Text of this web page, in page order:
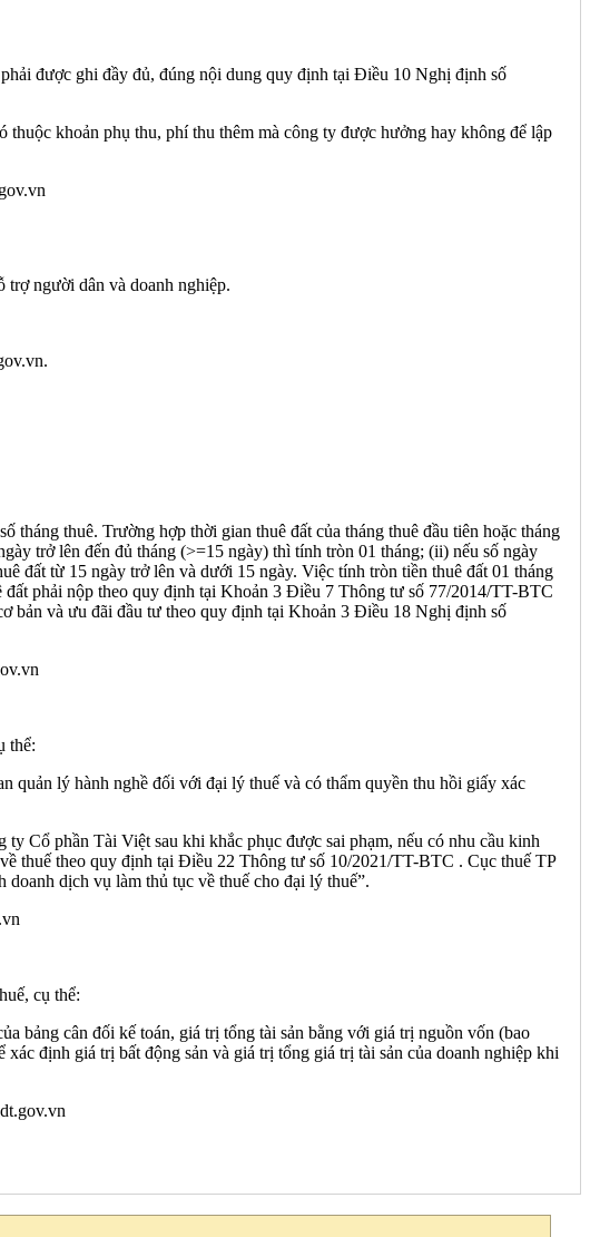
được ghi đầy đủ, đúng nội dung quy định tại Điều 10 Nghị định số
khoản phụ thu, phí thu thêm mà công ty được hưởng hay không để lập
người dân và doanh nghiệp.
tháng thuê. Trường hợp thời gian thuê đất của tháng thuê đầu tiên hoặc tháng
trở lên đến đủ tháng (>=15 ngày) thì tính tròn 01 tháng; (ii) nếu số ngày
đất từ 15 ngày trở lên và dưới 15 ngày. Việc tính tròn tiền thuê đất 01 tháng
đất phải nộp theo quy định tại Khoản 3 Điều 7 Thông tư số 77/2014/TT-BTC
bản và ưu đãi đầu tư theo quy định tại Khoản 3 Điều 18 Nghị định số
thể:
quản lý hành nghề đối với đại lý thuế và có thẩm quyền thu hồi giấy xác
Cổ phần Tài Việt sau khi khắc phục được sai phạm, nếu có nhu cầu kinh
thuế theo quy định tại Điều 22 Thông tư số 10/2021/TT-BTC . Cục thuế TP
dịch vụ làm thủ tục về thuế cho đại lý thuế”.
cụ thể:
bảng cân đối kế toán, giá trị tổng tài sản bằng với giá trị nguồn vốn (bao
định giá trị bất động sản và giá trị tổng giá trị tài sản của doanh nghiệp khi